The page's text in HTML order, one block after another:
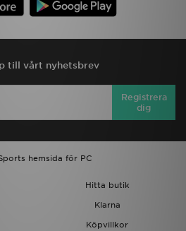
till vårt nyhetsbrev
Registrera
dig
hemsida för PC
Hitta butik
Klarna
Köpvillkor